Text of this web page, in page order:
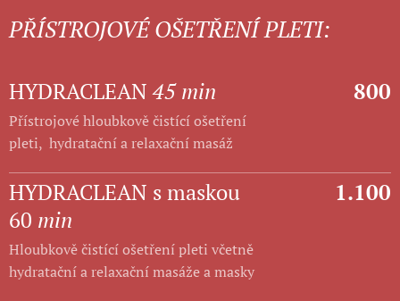
PŘÍSTROJOVÉ OŠETŘENÍ PLETI:
HYDRACLEAN45 min
Přístrojové hloubkově čistící ošetření
pleti, hydratační a relaxační masáž
800
HYDRACLEAN s maskou
60 min
Hloubkově čistící ošetření pleti včetně
hydratační a relaxační masáže a masky
1.100